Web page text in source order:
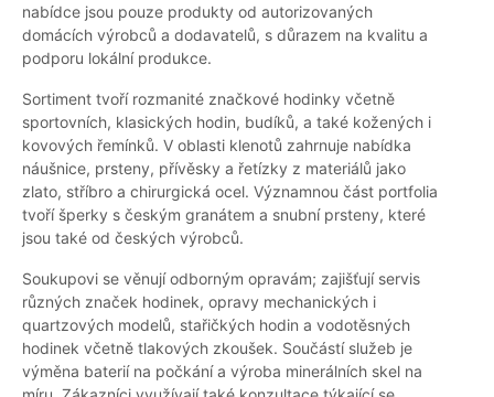
nabídce jsou pouze produkty od autorizovaných
domácích výrobců a dodavatelů, s důrazem na kvalitu a
podporu lokální produkce.
Sortiment tvoří rozmanité značkové hodinky včetně
sportovních, klasických hodin, budíků, a také kožených i
kovových řemínků. V oblasti klenotů zahrnuje nabídka
náušnice, prsteny, přívěsky a řetízky z materiálů jako
zlato, stříbro a chirurgická ocel. Významnou část portfolia
tvoří šperky s českým granátem a snubní prsteny, které
jsou také od českých výrobců.
Soukupovi se věnují odborným opravám; zajišťují servis
různých značek hodinek, opravy mechanických i
quartzových modelů, stařičkých hodin a vodotěsných
hodinek včetně tlakových zkoušek. Součástí služeb je
výměna baterií na počkání a výroba minerálních skel na